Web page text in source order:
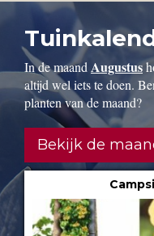
In de maand Augustus
altijd wel iets te doen.
planten van de maand?
Bekijk de